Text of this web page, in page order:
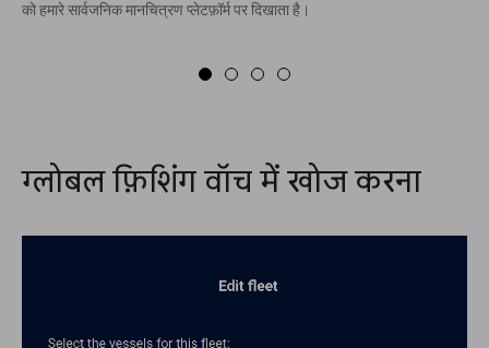
को हमारे सार्वजनिक मानचित्रण प्लेटफ़ॉर्म पर दिखाता है।
ग्लोबल फ़िशिंग वॉच में खोज करना